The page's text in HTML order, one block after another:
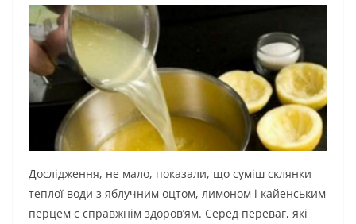
Дослідження, не мало, показали, що суміш склянки
теплої води з яблучним оцтом, лимоном і кайенським
перцем є справжнім здоров’ям. Серед переваг, які